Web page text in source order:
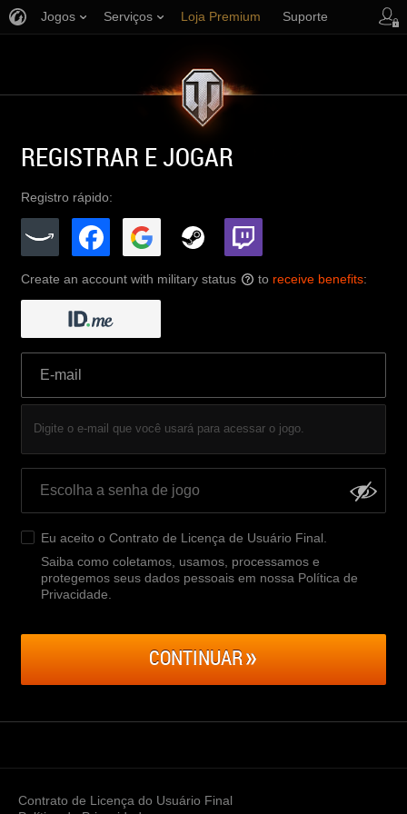
Jogos Serviços Loja Premium Suporte
REGISTRAR E JOGAR
Registro rápido:
Create an account with military status ? to receive benefits:
Digite o e-mail que você usará para acessar o jogo.
Eu aceito o Contrato de Licença de Usuário Final
Saiba como coletamos, usamos, processamos e
protegemos seus dados pessoais em nossa Política de
Privacidade
CONTINUAR
Contrato de Licença do Usuário Final